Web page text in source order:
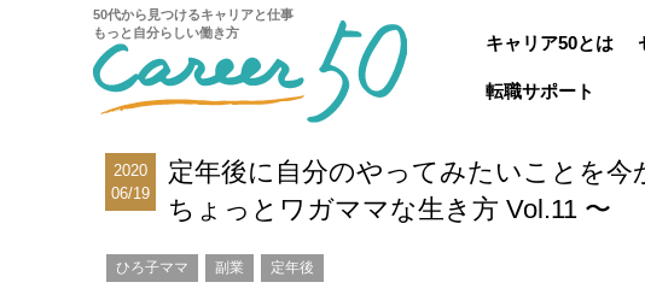
50代から見つけるキャリアと仕事
もっと自分らしい働き方
キャリア50とは
転職サポート
2020
06/19
定年後に自分のやってみたいことを
ちょっとワガママな生き方 Vol.11 〜
ひろ子ママ 副業 定年後